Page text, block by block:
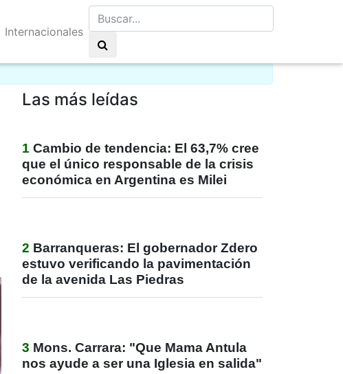
Internacionales
Las más leídas
1 Cambio de tendencia: El 63,7% cree
que el único responsable de la crisis
económica en Argentina es Milei
2 Barranqueras: El gobernador Zdero
estuvo verificando la pavimentación
de la avenida Las Piedras
3 Mons. Carrara: "Que Mama Antula
nos ayude a ser una Iglesia en salida"